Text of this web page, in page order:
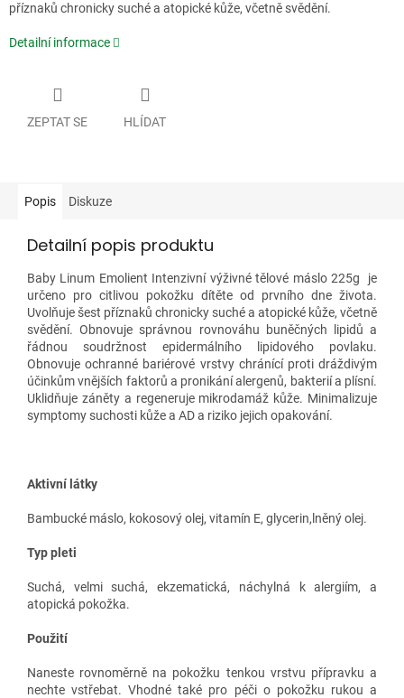
příznaků chronicky suché a atopické kůže, včetně svědění.
Detailní informace
ZEPTAT SE HLÍDAT
Popis Diskuze
Detailní popis produktu
Baby Linum Emolient Intenzivní výživné tělové máslo 225g je
určeno pro citlivou pokožku dítěte od prvního dne života.
Uvolňuje šest příznaků chronicky suché a atopické kůže, včetně
svědění. Obnovuje správnou rovnováhu buněčných lipidů a
řádnou soudržnost epidermálního lipidového povlaku.
Obnovuje ochranné bariérové vrstvy chránící proti dráždivým
účinkům vnějších faktorů a pronikání alergenů, bakterií a plísní.
Uklidňuje záněty a regeneruje mikrodamáž kůže. Minimalizuje
symptomy suchosti kůže a AD a riziko jejich opakování.
Aktivní látky
Bambucké máslo, kokosový olej, vitamín E, glycerin,lněný olej.
Typ pleti
Suchá, velmi suchá, ekzematická, náchylná k alergiím, a
atopická pokožka.
Použití
Naneste rovnoměrně na pokožku tenkou vrstvu přípravku a
nechte vstřebat. Vhodné také pro péči o pokožku rukou a